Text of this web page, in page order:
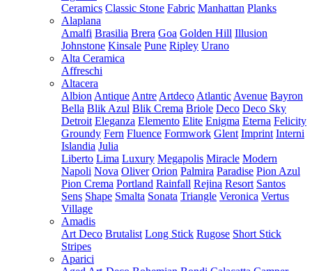
Ceramics Classic Stone Fabric Manhattan Planks
Alaplana
Amalfi Brasilia Brera Goa Golden Hill Illusion
Johnstone Kinsale Pune Ripley Urano
Alta Ceramica
Affreschi
Altacera
Albion Antique Antre Artdeco Atlantic Avenue Bayron
Bella Blik Azul Blik Crema Briole Deco Deco Sky
Detroit Eleganza Elemento Elite Enigma Eterna Felicity
Groundy Fern Fluence Formwork Glent Imprint Interni
Islandia Julia
Liberto Lima Luxury Megapolis Miracle Modern
Napoli Nova Oliver Orion Palmira Paradise Pion Azul
Pion Crema Portland Rainfall Rejina Resort Santos
Sens Shape Smalta Sonata Triangle Veronica Vertus
Village
Amadis
Art Deco Brutalist Long Stick Rugose Short Stick
Stripes
Aparici